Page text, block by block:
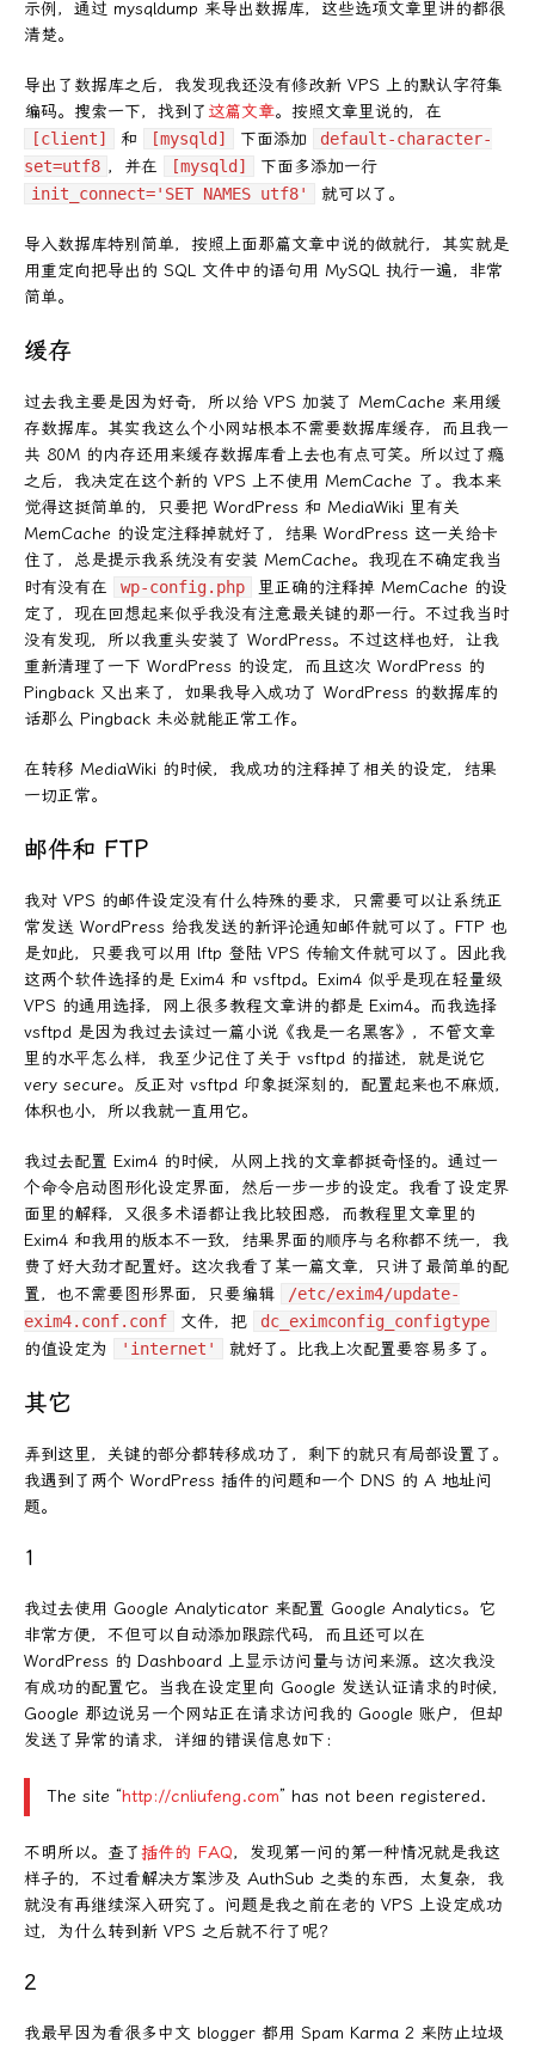
示例，通过 mysqldump 来导出数据库，这些选项文章里讲的都很
清楚。
导出了数据库之后，我发现我还没有修改新 VPS 上的默认字符集
编码。搜索一下，找到了 这篇文章。按照文章里说的，在
[client] 和 [mysqld] 下面添加
default-character-
set=utf8 ，并在 [mysqld] 下面多添加一行
init_connect='SET NAMES utf8' 就可以了。
导入数据库特别简单，按照上面那篇文章中说的做就行，其实就是
用重定向把导出的 SQL 文件中的语句用 MySQL 执行一遍，非常
简单。
缓存
过去我主要是因为好奇，所以给 VPS 加装了 MemCache 来用缓
存数据库。其实我这么个小网站根本不需要数据库缓存，而且我一
共 80M 的内存还用来缓存数据库看上去也有点可笑。所以过了瘾
之后，我决定在这个新的 VPS 上不使用 MemCache 了。我本来
觉得这挺简单的，只要把 WordPress 和 MediaWiki 里有关
MemCache 的设定注释掉就好了，结果 WordPress 这一关给卡
住了，总是提示我系统没有安装 MemCache。我现在不确定我当
时有没有在
wp-config.php
里正确的注释掉 MemCache 的设
定了，现在回想起来似乎我没有注意最关键的那一行。不过我当时
没有发现，所以我重头安装了 WordPress。不过这样也好，让我
重新清理了一下 WordPress 的设定，而且这次 WordPress 的
Pingback 又出来了，如果我导入成功了 WordPress 的数据库的
话那么 Pingback 未必就能正常工作。
在转移 MediaWiki 的时候，我成功的注释掉了相关的设定，结果
一切正常。
邮件和 FTP
我对 VPS 的邮件设定没有什么特殊的要求，只需要可以让系统正
常发送 WordPress 给我发送的新评论通知邮件就可以了。FTP 也
是如此，只要我可以用 lftp 登陆 VPS 传输文件就可以了。因此我
这两个软件选择的是 Exim4 和 vsftpd。Exim4 似乎是现在轻量级
VPS 的通用选择，网上很多教程文章讲的都是 Exim4。而我选择
vsftpd 是因为我过去读过一篇小说《我是一名黑客》，不管文章
里的水平怎么样，我至少记住了关于 vsftpd 的描述，就是说它
very secure。反正对 vsftpd 印象挺深刻的，配置起来也不麻烦，
体积也小，所以我就一直用它。
我过去配置 Exim4 的时候，从网上找的文章都挺奇怪的。通过一
个命令启动图形化设定界面，然后一步一步的设定。我看了设定界
面里的解释，又很多术语都让我比较困惑，而教程里文章里的
Exim4 和我用的版本不一致，结果界面的顺序与名称都不统一，我
费了好大劲才配置好。这次我看了某一篇文章，只讲了最简单的配
置，也不需要图形界面，只要编辑
/etc/exim4/update-
exim4.conf.conf
文件，把 dc_eximconfig_configtype
的值设定为 'internet' 就好了。比我上次配置要容易多了。
其它
弄到这里，关键的部分都转移成功了，剩下的就只有局部设置了。
我遇到了两个 WordPress 插件的问题和一个 DNS 的 A 地址问
题。
1
我过去使用 Google Analyticator 来配置 Google Analytics。它
非常方便，不但可以自动添加跟踪代码，而且还可以在
WordPress 的 Dashboard 上显示访问量与访问来源。这次我没
有成功的配置它。当我在设定里向 Google 发送认证请求的时候，
Google 那边说另一个网站正在请求访问我的 Google 账户，但却
发送了异常的请求，详细的错误信息如下：
The site “http://cnliufeng.com” has not been registered.
不明所以。查了插件的 FAQ，发现第一问的第一种情况就是我这
样子的，不过看解决方案涉及 AuthSub 之类的东西，太复杂，我
就没有再继续深入研究了。问题是我之前在老的 VPS 上设定成功
过，为什么转到新 VPS 之后就不行了呢？
2
我最早因为看很多中文 blogger 都用 Spam Karma 2 来防止垃圾